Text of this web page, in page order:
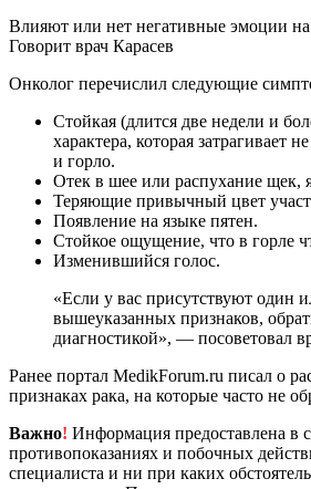
Влияют или нет негативные эмоции на
Говорит врач Карасев
Онколог перечислил следующие
Стойкая (длится две недели и
характера, которая затрагивает
и горло.
Отек в шее или распухание щек,
Теряющие привычный цвет
Появление на языке пятен.
Стойкое ощущение, что в горле
Изменившийся голос.
«Если у вас присутствуют один или несколько
вышеуказанных признаков,
диагностикой», — посоветовал
Ранее портал MedikForum.ru писал о
признаках рака, на которые часто не
Важно! Информация предоставлена в
противопоказаниях и побочных
специалиста и ни при каких